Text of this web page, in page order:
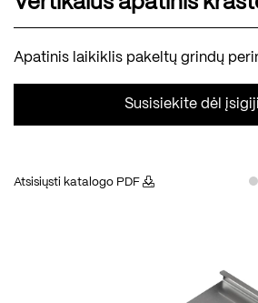
Apatinis laikiklis pakeltų grindų
Susisiekite dėl
Atsisiųsti katalogo PDF